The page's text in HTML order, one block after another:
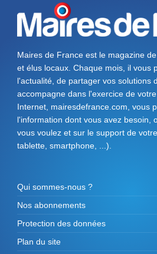
Maires de France est le magazine
et élus locaux. Chaque mois, il vous
l'actualité, de partager vos solutions
accompagne dans l'exercice de
Internet, mairesdefrance.com, vous
l'information dont vous avez besoin,
vous voulez et sur le support de
tablette, smartphone, ...).
Qui sommes-nous ?
Nos abonnements
Protection des données
Plan du site